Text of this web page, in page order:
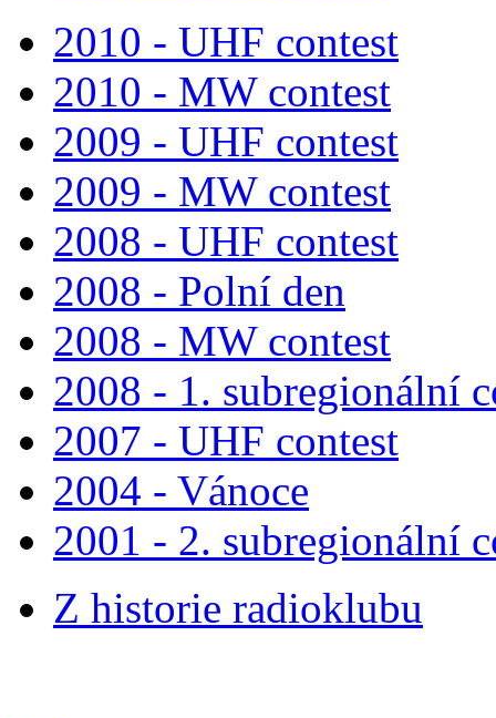
2010 - UHF contest
2010 - MW contest
2009 - UHF contest
2009 - MW contest
2008 - UHF contest
2008 - Polní den
2008 - MW contest
2008 - 1. subregionální
2007 - UHF contest
2004 - Vánoce
2001 - 2. subregionální
Z historie radioklubu